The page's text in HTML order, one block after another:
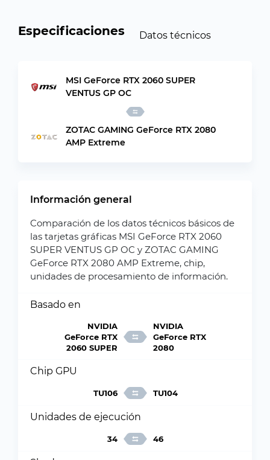
Especificaciones Datos técnicos
MSI GeForce RTX 2060 SUPER
VENTUS GP OC
ZOTAC GAMING GeForce RTX 2080
AMP Extreme
Información general
Comparación de los datos técnicos básicos de
las tarjetas gráficas MSI GeForce RTX 2060
SUPER VENTUS GP OC y ZOTAC GAMING
GeForce RTX 2080 AMP Extreme, chip,
unidades de procesamiento de información.
Basado en
NVIDIA
GeForce RTX
2060 SUPER
NVIDIA
GeForce RTX
2080
Chip GPU
TU106 TU104
Unidades de ejecución
34 46